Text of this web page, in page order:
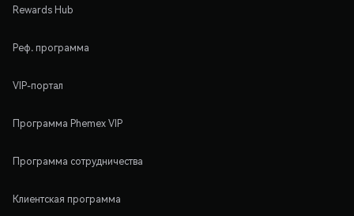
Rewards Hub
Реф. программа
VIP-портал
Программа Phemex VIP
Программа сотрудничества
Клиентская программа